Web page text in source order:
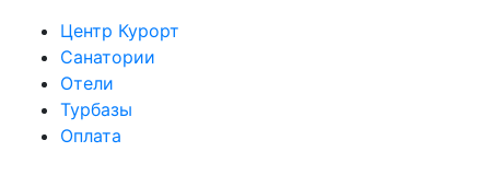
Центр Курорт
Санатории
Отели
Турбазы
Оплата